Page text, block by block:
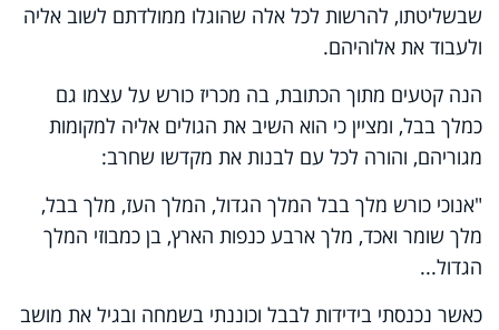
שבשליטתו, להרשות לכל אלה שהוגלו ממולדתם לשוב אליה
ולעבוד את אלוהיהם.
הנה קטעים מתוך הכתובת, בה מכריז כורש על עצמו גם
כמלך בבל, ומציין כי הוא השיב את הגולים אליה למקומות
מגוריהם, והורה לכל עם לבנות את מקדשו שחרב:
"אנוכי כורש מלך בבל המלך הגדול, המלך העז, מלך בבל,
מלך שומר ואכד, מלך ארבע כנפות הארץ, בן כמבוזי המלך
הגדול...
כאשר נכנסתי בידידות לבבל וכוננתי בשמחה ובגיל את מושב